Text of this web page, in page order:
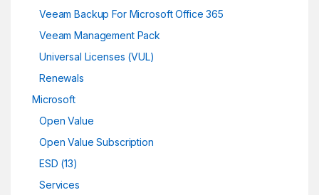
Veeam Backup For Microsoft Office 365
Veeam Management Pack
Universal Licenses (VUL)
Renewals
Microsoft
Open Value
Open Value Subscription
ESD (13)
Services